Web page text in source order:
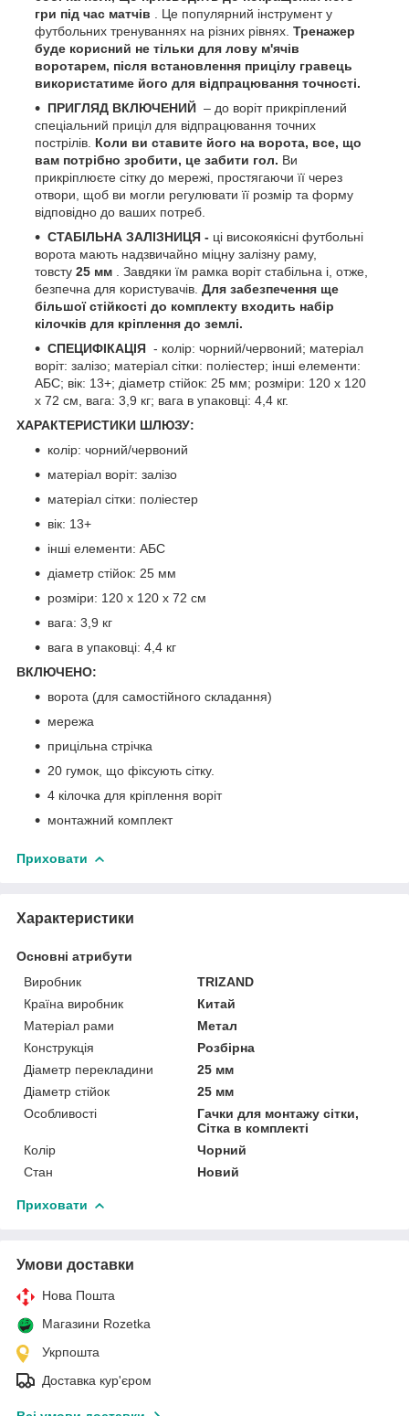
гри під час матчів . Це популярний інструмент у
футбольних тренуваннях на різних рівнях. Тренажер
буде корисний не тільки для лову м'ячів
воротарем, після встановлення прицілу гравець
використатиме його для відпрацювання точності.
ПРИГЛЯД ВКЛЮЧЕНИЙ – до воріт прикріплений
спеціальний приціл для відпрацювання точних
пострілів. Коли ви ставите його на ворота, все, що
вам потрібно зробити, це забити гол. Ви
прикріплюєте сітку до мережі, простягаючи її через
отвори, щоб ви могли регулювати її розмір та форму
відповідно до ваших потреб.
СТАБІЛЬНА ЗАЛІЗНИЦЯ - ці високоякісні футбольні
ворота мають надзвичайно міцну залізну раму,
товсту 25 мм . Завдяки їм рамка воріт стабільна і, отже,
безпечна для користувачів. Для забезпечення ще
більшої стійкості до комплекту входить набір
кілочків для кріплення до землі.
СПЕЦИФІКАЦІЯ - колір: чорний/червоний; матеріал
воріт: залізо; матеріал сітки: поліестер; інші елементи:
АБС; вік: 13+; діаметр стійок: 25 мм; розміри: 120 х 120
х 72 см, вага: 3,9 кг; вага в упаковці: 4,4 кг.
ХАРАКТЕРИСТИКИ ШЛЮЗУ:
колір: чорний/червоний
матеріал воріт: залізо
матеріал сітки: поліестер
вік: 13+
інші елементи: АБС
діаметр стійок: 25 мм
розміри: 120 х 120 х 72 см
вага: 3,9 кг
вага в упаковці: 4,4 кг
ВКЛЮЧЕНО:
ворота (для самостійного складання)
мережа
прицільна стрічка
20 гумок, що фіксують сітку.
4 кілочка для кріплення воріт
монтажний комплект
Приховати
Характеристики
Основні атрибути
Виробник
TRIZAND
Країна виробник
Китай
Матеріал рами
Метал
Конструкція
Розбірна
Діаметр перекладини
25 мм
Діаметр стійок
25 мм
Особливості
Гачки для монтажу сітки,
Сітка в комплекті
Колір
Чорний
Стан
Новий
Приховати
Умови доставки
Нова Пошта
Магазини Rozetka
Укрпошта
Доставка кур'єром